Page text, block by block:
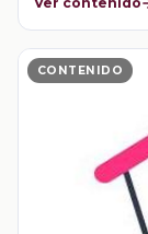
CONTENIDO